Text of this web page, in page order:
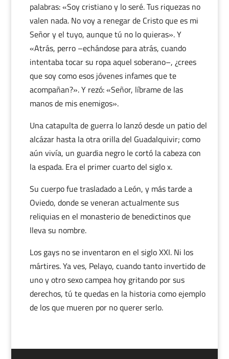
palabras: «Soy cristiano y lo seré. Tus riquezas no
valen nada. No voy a renegar de Cristo que es mi
Señor y el tuyo, aunque tú no lo quieras». Y
«Atrás, perro –echándose para atrás, cuando
intentaba tocar su ropa aquel soberano–, ¿crees
que soy como esos jóvenes infames que te
acompañan?». Y rezó: «Señor, líbrame de las
manos de mis enemigos».
Una catapulta de guerra lo lanzó desde un patio del
alcázar hasta la otra orilla del Guadalquivir; como
aún vivía, un guardia negro le cortó la cabeza con
la espada. Era el primer cuarto del siglo x.
Su cuerpo fue trasladado a León, y más tarde a
Oviedo, donde se veneran actualmente sus
reliquias en el monasterio de benedictinos que
lleva su nombre.
Los gays no se inventaron en el siglo XXI. Ni los
mártires. Ya ves, Pelayo, cuando tanto invertido de
uno y otro sexo campea hoy gritando por sus
derechos, tú te quedas en la historia como ejemplo
de los que mueren por no querer serlo.